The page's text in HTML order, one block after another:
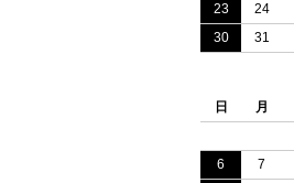
23
24
30
31
日
月
6
7